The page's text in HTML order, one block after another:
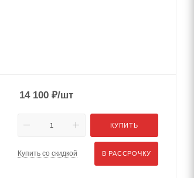
14 100 ₽/шт
КУПИТЬ
Купить со скидкой В РАССРОЧКУ